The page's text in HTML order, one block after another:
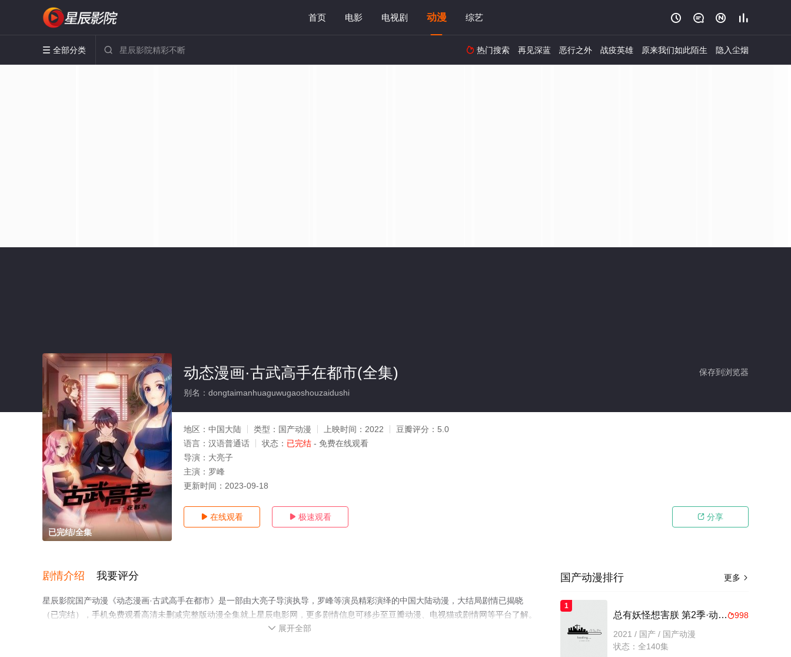
首页 电影 电视剧 动漫 综艺    
 全部分类   热门搜索 再见深蓝 恶行之外 战疫英雄 原来我们如此陌生 隐入尘烟
已完结/全集
保存到浏览器
动态漫画·古武高手在都市(全集)
别名：dongtaimanhuaguwugaoshouzaidushi
地区： 中国大陆 类型： 国产动漫 上映时间： 2022 豆瓣评分： 5.0
语言： 汉语普通话 状态： 已完结 - 免费在线观看
导演： 大亮子
主演： 罗峰
更新时间： 2023-09-18
 在线观看  极速观看  分享
剧情介绍 我要评分
星辰影院国产动漫《动态漫画·古武高手在都市》是一部由大亮子导演执导，罗峰等演员精彩演绎的中国大陆动漫，大结局剧情已揭晓
（已完结），手机免费观看高清未删减完整版动漫全集就上星辰电影网，更多剧情信息可移步至豆瓣动漫、电视猫或剧情网等平台了解。
 展开全部
更多 
国产动漫排行
1
998
总有妖怪想害朕 第2季·动态漫画
2021 / 国产 / 国产动漫
状态：全140集